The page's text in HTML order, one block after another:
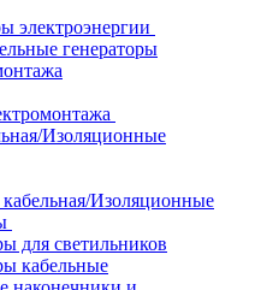
электроэнергии
генераторы
Изоляционные
Изоляционные
для светильников
кабельные